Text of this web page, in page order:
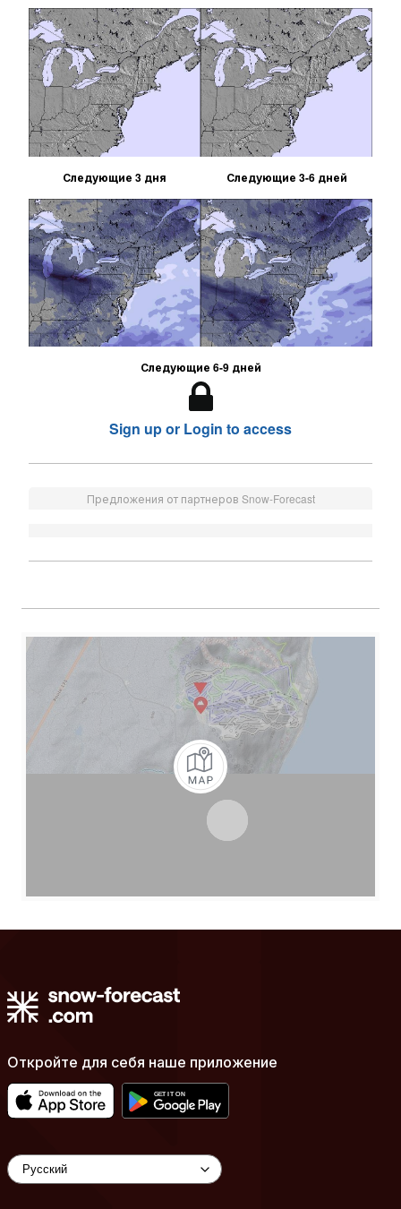
Следующие 3 дня Следующие 3-6 дней
Следующие 6-9 дней
Sign up or Login to access
Предложения от партнеров Snow-Forecast
Откройте для себя наше приложение